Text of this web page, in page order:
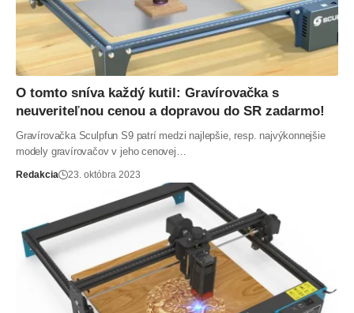
O tomto sníva každý kutil: Gravírovačka s
neuveriteľnou cenou a dopravou do SR zadarmo!
Gravírovačka Sculpfun S9 patrí medzi najlepšie, resp. najvýkonnejšie
modely gravírovačov v jeho cenovej…
Redakcia 23. októbra 2023